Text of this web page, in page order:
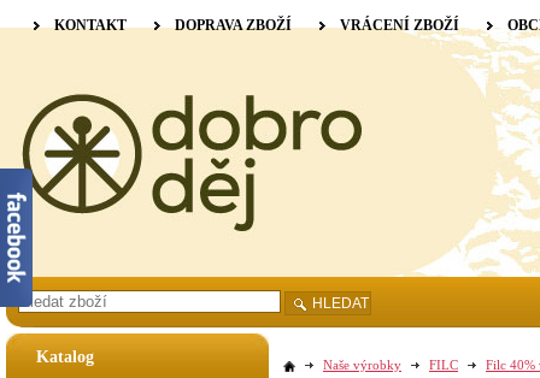
Katalog Naše výrobky FILC Filc 40%
KONTAKT DOPRAVA ZBOŽÍ VRÁCENÍ ZBOŽÍ
HLEDAT